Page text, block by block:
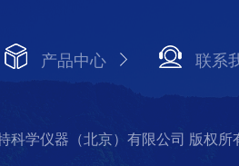
产品中心 联系
科学仪器（北京）有限公司 版权所